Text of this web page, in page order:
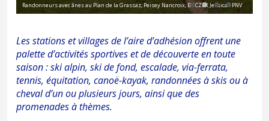
Randonneurs avec ânes au Plan de la Grassaz, Peisey Nancroix, BUCZEK Jessica - PNV
Les stations et villages de l’aire d’adhésion offrent une
palette d’activités sportives et de découverte en toute
saison : ski alpin, ski de fond, escalade, via-ferrata,
tennis, équitation, canoë-kayak, randonnées à skis ou à
cheval d’un ou plusieurs jours, ainsi que des
promenades à thèmes.